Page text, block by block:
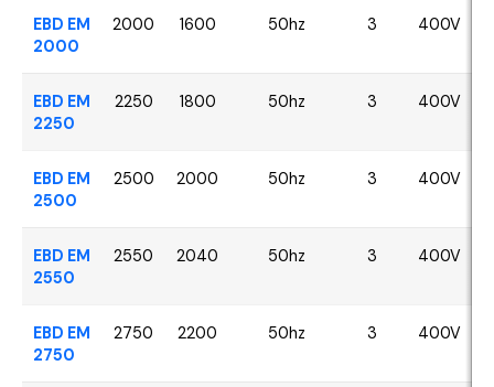
EBD EM
2000
2000 1600 50hz 3 400V
EBD EM
2250
2250 1800 50hz 3 400V
EBD EM
2500
2500 2000 50hz 3 400V
EBD EM
2550
2550 2040 50hz 3 400V
EBD EM
2750
2750 2200 50hz 3 400V